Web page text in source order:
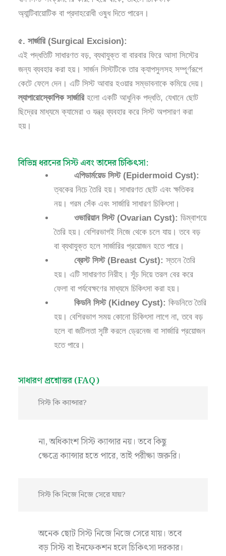
অ্যান্টিবায়োটিক বা প্রদাহরোধী ওষুধ দিতে পারেন।
৫. সার্জারি (Surgical Excision):
এই পদ্ধতিটি সাধারণত বড়, ব্যথাযুক্ত বা বারবার ফিরে আসা সিস্টের
জন্য ব্যবহার করা হয়। সার্জন সিস্টটিকে তার ক্যাপসুলসহ সম্পূর্ণরূপে
কেটে ফেলে দেন। এটি সিস্ট আবার হওয়ার সম্ভাবনাকে কমিয়ে দেয়।
ল্যাপারোস্কোপিক সার্জারিহলো একটি আধুনিক পদ্ধতি, যেখানে ছোট
ছিদ্রের মাধ্যমে ক্যামেরা ও যন্ত্র ব্যবহার করে সিস্ট অপসারণ করা
হয়।
বিভিন্ন ধরনের সিস্ট এবং তাদের চিকিৎসা:
এপিডার্ময়েড সিস্ট (Epidermoid Cyst):
ত্বকের নিচে তৈরি হয়। সাধারণত ছোট এবং ক্ষতিকর
নয়। গরম সেঁক এবং সার্জারি সাধারণ চিকিৎসা।
ওভারিয়ান সিস্ট (Ovarian Cyst): ডিম্বাশয়ে
তৈরি হয়। বেশিরভাগই নিজে থেকে চলে যায়। তবে বড়
বা ব্যথাযুক্ত হলে সার্জারির প্রয়োজন হতে পারে।
ব্রেস্ট সিস্ট (Breast Cyst): স্তনে তৈরি
হয়। এটি সাধারণত নিরীহ। সূঁচ দিয়ে তরল বের করে
ফেলা বা পর্যবেক্ষণের মাধ্যমে চিকিৎসা করা হয়।
কিডনি সিস্ট (Kidney Cyst): কিডনিতে তৈরি
হয়। বেশিরভাগ সময় কোনো চিকিৎসা লাগে না, তবে বড়
হলে বা জটিলতা সৃষ্টি করলে ড্রেনেজ বা সার্জারি প্রয়োজন
হতে পারে।
সাধারণ প্রশ্নোত্তর (FAQ)
সিস্ট কি ক্যান্সার?
না, অধিকাংশ সিস্ট ক্যান্সার নয়। তবে কিছু
ক্ষেত্রে ক্যান্সার হতে পারে, তাই পরীক্ষা জরুরি।
সিস্ট কি নিজে নিজে সেরে যায়?
অনেক ছোট সিস্ট নিজে নিজে সেরে যায়। তবে
বড় সিস্ট বা ইনফেকশন হলে চিকিৎসা দরকার।